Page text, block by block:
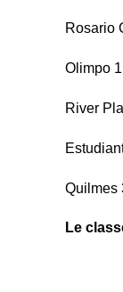
Rosario
Olimpo
River
Quilmes
Le